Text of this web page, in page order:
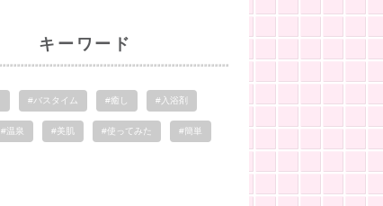
キーワード
#バスタイム #癒し #入浴剤
#温泉 #美肌 #使ってみた #簡単